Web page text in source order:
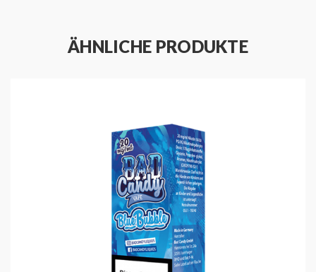
Produced by Bad Candy
Hergestellt in Deutschland
Fertigliquid direkt dampfbereit
Bei diesem Unternehmen aus Deutschland steht die
Verträglichkeit mit Abstand an erster Stelle. Das wohl
Wichtigste für die Leute von Bad Candy Vape ist die
ÄHNLICHE PRODUKTE